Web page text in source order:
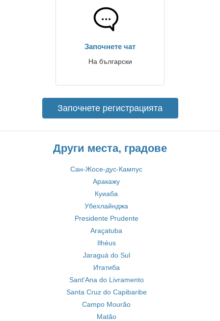
Започнете чат
На български
Започнете регистрацията
Други места, градове
Сан-Жосе-дус-Кампус
Аракажу
Куиаба
Убехлайнджа
Presidente Prudente
Araçatuba
Ilhéus
Jaraguá do Sul
Итатиба
Sant'Ana do Livramento
Santa Cruz do Capibaribe
Campo Mourão
Matão